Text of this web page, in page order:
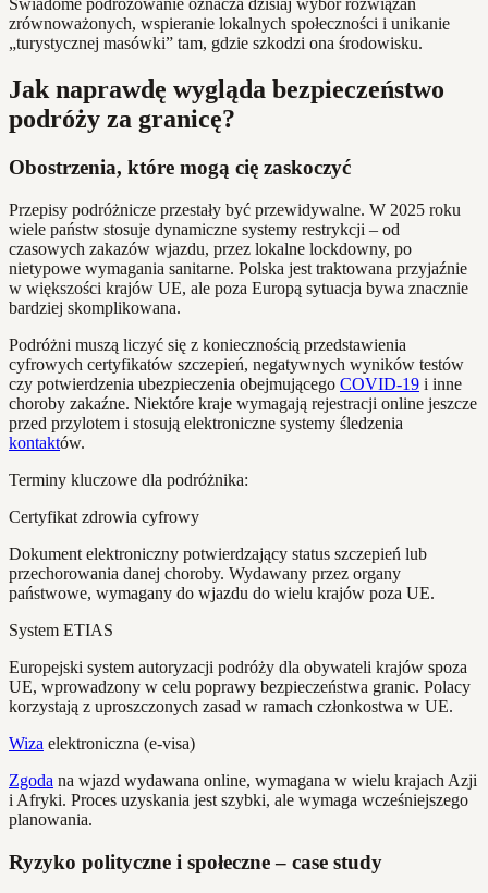
Świadome podróżowanie oznacza dzisiaj wybór rozwiązań
zrównoważonych, wspieranie lokalnych społeczności i unikanie
„turystycznej masówki” tam, gdzie szkodzi ona środowisku.
Jak naprawdę wygląda bezpieczeństwo
podróży za granicę?
Obostrzenia, które mogą cię zaskoczyć
Przepisy podróżnicze przestały być przewidywalne. W 2025 roku
wiele państw stosuje dynamiczne systemy restrykcji – od
czasowych zakazów wjazdu, przez lokalne lockdowny, po
nietypowe wymagania sanitarne. Polska jest traktowana przyjaźnie
w większości krajów UE, ale poza Europą sytuacja bywa znacznie
bardziej skomplikowana.
Podróżni muszą liczyć się z koniecznością przedstawienia
cyfrowych certyfikatów szczepień, negatywnych wyników testów
czy potwierdzenia ubezpieczenia obejmującego COVID-19 i inne
choroby zakaźne. Niektóre kraje wymagają rejestracji online jeszcze
przed przylotem i stosują elektroniczne systemy śledzenia
kontaktów.
Terminy kluczowe dla podróżnika:
Certyfikat zdrowia cyfrowy
Dokument elektroniczny potwierdzający status szczepień lub
przechorowania danej choroby. Wydawany przez organy
państwowe, wymagany do wjazdu do wielu krajów poza UE.
System ETIAS
Europejski system autoryzacji podróży dla obywateli krajów spoza
UE, wprowadzony w celu poprawy bezpieczeństwa granic. Polacy
korzystają z uproszczonych zasad w ramach członkostwa w UE.
Wiza elektroniczna (e-visa)
Zgoda na wjazd wydawana online, wymagana w wielu krajach Azji
i Afryki. Proces uzyskania jest szybki, ale wymaga wcześniejszego
planowania.
Ryzyko polityczne i społeczne – case study